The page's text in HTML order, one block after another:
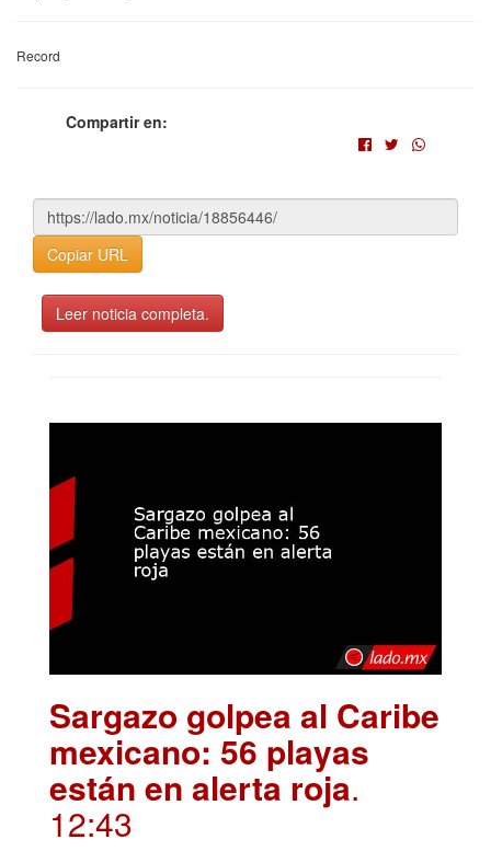
Record
Compartir en:
Copiar URL
Leer noticia completa.
Sargazo golpea al Caribe
mexicano: 56 playas
están en alerta roja.
12:43